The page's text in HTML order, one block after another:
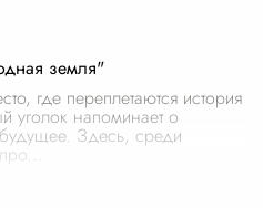
земля"
где переплетаются история
уголок напоминает о
Здесь, среди